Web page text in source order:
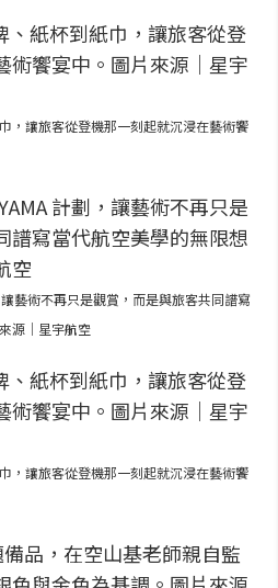
，讓旅客從登機那一刻起就沉浸在藝術饗
讓藝術不再只是觀賞，而是與旅客共同譜寫
源｜星宇航空
，讓旅客從登機那一刻起就沉浸在藝術饗